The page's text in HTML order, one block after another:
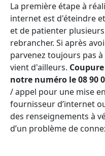
La première étape à
internet est d'éteindre
et de patienter
rebrancher. Si après
parvenez toujours pas
vient d'ailleurs.
notre numéro le 08 90
/ appel pour une mise
fournisseur d’internet
des renseignements à
d’un problème de